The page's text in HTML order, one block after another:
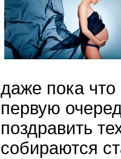
даже пока
первую
поздравить
собираются